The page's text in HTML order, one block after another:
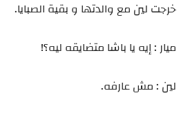
خرجت لين مع والدتها و بقية الصبايا.
ميار : إيه يا باشا متضايقه ليه؟!
لين : مش عارفه.